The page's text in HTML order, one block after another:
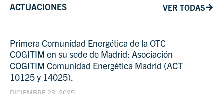
ACTUACIONES VER TODAS
Primera Comunidad Energética de la OTC
COGITIM en su sede de Madrid: Asociación
COGITIM Comunidad Energética Madrid (ACT
10125 y 14025).
DICIEMBRE 23, 2025